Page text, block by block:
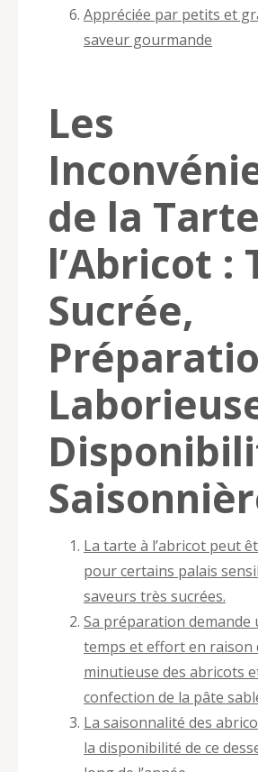
Appréciée par petits et
saveur gourmande
Les
de la
l’Abricot :
Sucrée,
La tarte à l’abricot peut
pour certains palais
saveurs très sucrées.
Sa préparation demande
temps et effort en raison
minutieuse des abricots
confection de la pâte
La saisonnalité des
la disponibilité de ce